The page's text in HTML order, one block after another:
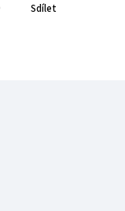
Sdílet